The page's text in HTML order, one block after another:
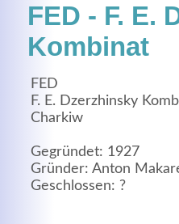
FED - F. E.
Kombinat
FED
F. E. Dzerzhinsky
Charkiw
Gegründet: 1927
Gründer: Anton
Geschlossen: ?
Lorem ipsum dolor sit